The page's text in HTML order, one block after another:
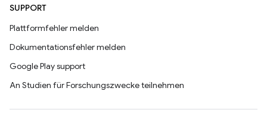
SUPPORT
Plattformfehler melden
Dokumentationsfehler melden
Google Play support
An Studien für Forschungszwecke teilnehmen